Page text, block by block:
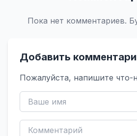
Пока нет комментариев.
Добавить
Пожалуйста, напишите что-